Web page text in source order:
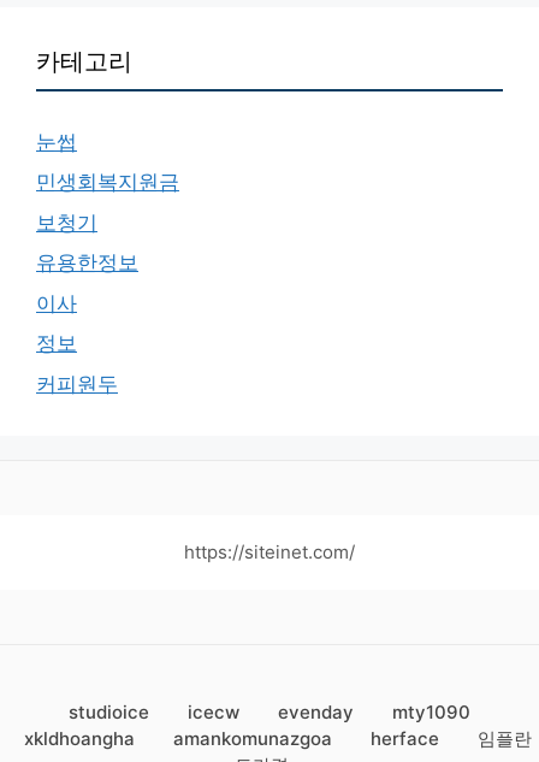
카테고리
눈썹
민생회복지원금
보청기
유용한정보
이사
정보
커피원두
https://siteinet.com/
studioice icecw evenday
mty1090
xkldhoangha
amankomunazgoa herface
임플란